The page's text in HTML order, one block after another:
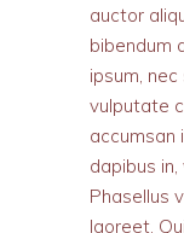
auctor
bibendum
ipsum,
vulputate
accumsan
dapibus
Phasellus
laoreet.